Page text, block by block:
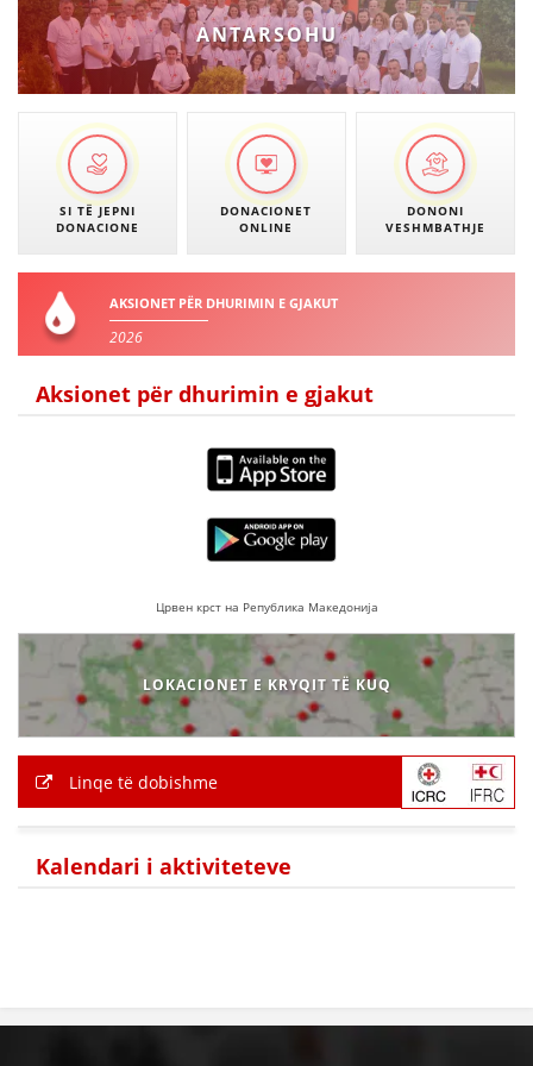
VEPRIMTARI
DORACAKË
STRATEGJI
ANTARSOHU
SI TË JEPNI
DONACIONE
DONACIONET
ONLINE
DONONI
VESHMBATHJE
AKSIONET PËR DHURIMIN E GJAKUT
2026
Aksionet për dhurimin e gjakut
Црвен крст на Република Македонија
LOKACIONET E KRYQIT TË KUQ
Linqe të dobishme
Kalendari i aktiviteteve